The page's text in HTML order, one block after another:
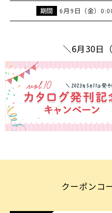
期間 6月9 日（金）
＼6月30日
クーポンコ